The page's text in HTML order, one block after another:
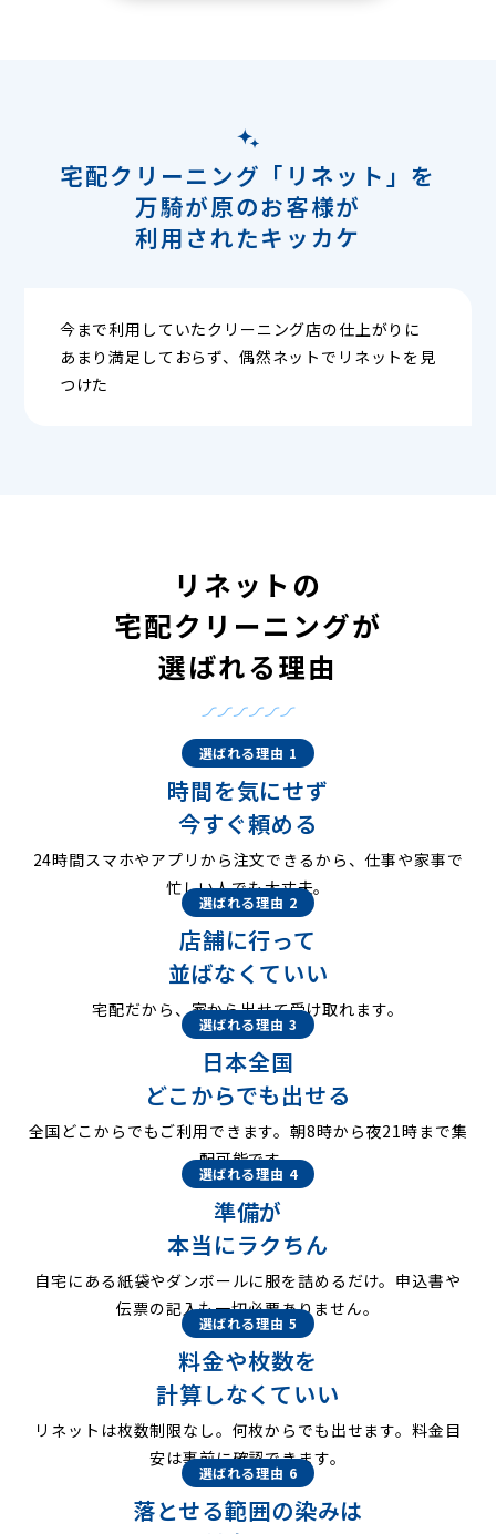
宅配クリーニング「リネット」を
万騎が原のお客様が
利用されたキッカケ
今まで利用していたクリーニング店の仕上がりに
あまり満足しておらず、偶然ネットでリネットを見
つけた
リネットの
宅配クリーニングが
選ばれる理由
選ばれる理由 1
時間を気にせず
今すぐ頼める
24時間スマホやアプリから注文できるから、仕事や家事で
忙しい人でも大丈夫。
選ばれる理由 2
店舗に行って
並ばなくていい
宅配だから、家から出せて受け取れます。
選ばれる理由 3
日本全国
どこからでも出せる
全国どこからでもご利用できます。朝8時から夜21時まで集
配可能です。
選ばれる理由 4
準備が
本当にラクちん
自宅にある紙袋やダンボールに服を詰めるだけ。申込書や
伝票の記入も一切必要ありません。
選ばれる理由 5
料金や枚数を
計算しなくていい
リネットは枚数制限なし。何枚からでも出せます。料金目
安は事前に確認できます。
選ばれる理由 6
落とせる範囲の染みは